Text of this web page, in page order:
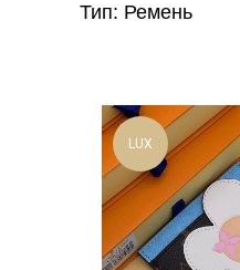
Тип: Ремень
LUX